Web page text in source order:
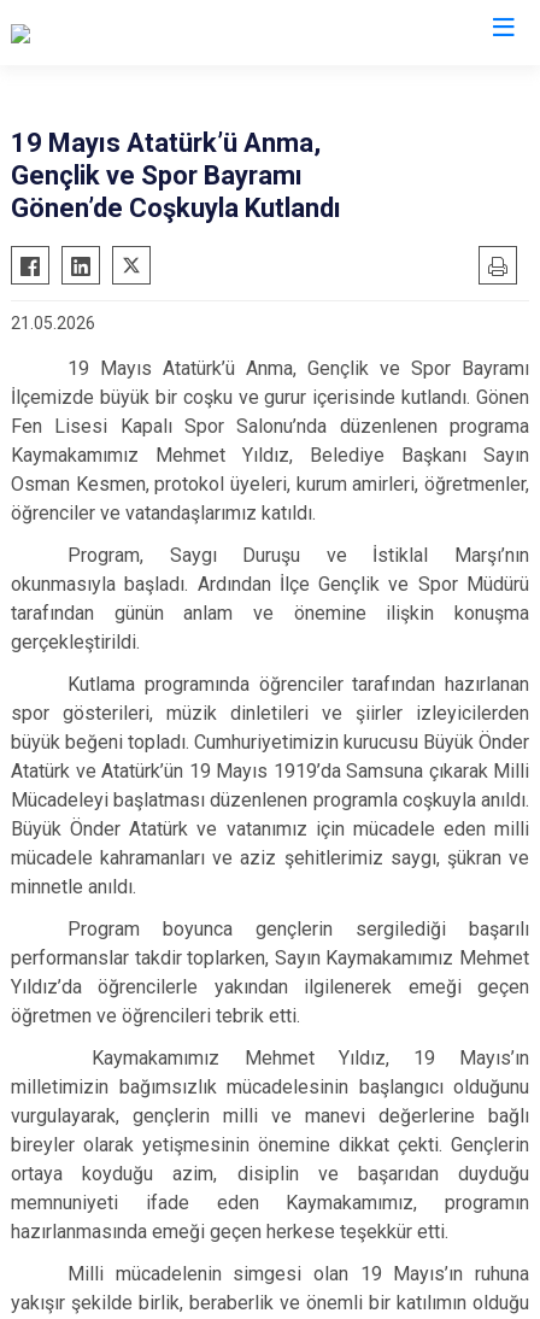
Atabey
Gelendost
Şarkikaraağaç
Senirkent
Aksu
19 Mayıs Atatürk’ü Anma,
Gençlik ve Spor Bayramı
Gönen’de Coşkuyla Kutlandı
21.05.2026
19 Mayıs Atatürk’ü Anma, Gençlik ve Spor Bayramı
İlçemizde büyük bir coşku ve gurur içerisinde kutlandı. Gönen
Fen Lisesi Kapalı Spor Salonu’nda düzenlenen programa
Kaymakamımız Mehmet Yıldız, Belediye Başkanı Sayın
Osman Kesmen, protokol üyeleri, kurum amirleri, öğretmenler,
öğrenciler ve vatandaşlarımız katıldı.
Program, Saygı Duruşu ve İstiklal Marşı’nın
okunmasıyla başladı. Ardından İlçe Gençlik ve Spor Müdürü
tarafından günün anlam ve önemine ilişkin konuşma
gerçekleştirildi.
Kutlama programında öğrenciler tarafından hazırlanan
spor gösterileri, müzik dinletileri ve şiirler izleyicilerden
büyük beğeni topladı. Cumhuriyetimizin kurucusu Büyük Önder
Atatürk ve Atatürk’ün 19 Mayıs 1919’da Samsuna çıkarak Milli
Mücadeleyi başlatması düzenlenen programla coşkuyla anıldı.
Büyük Önder Atatürk ve vatanımız için mücadele eden milli
mücadele kahramanları ve aziz şehitlerimiz saygı, şükran ve
minnetle anıldı.
Program boyunca gençlerin sergilediği başarılı
performanslar takdir toplarken, Sayın Kaymakamımız Mehmet
Yıldız’da öğrencilerle yakından ilgilenerek emeği geçen
öğretmen ve öğrencileri tebrik etti.
Kaymakamımız Mehmet Yıldız, 19 Mayıs’ın
milletimizin bağımsızlık mücadelesinin başlangıcı olduğunu
vurgulayarak, gençlerin milli ve manevi değerlerine bağlı
bireyler olarak yetişmesinin önemine dikkat çekti. Gençlerin
ortaya koyduğu azim, disiplin ve başarıdan duyduğu
memnuniyeti ifade eden Kaymakamımız, programın
hazırlanmasında emeği geçen herkese teşekkür etti.
Milli mücadelenin simgesi olan 19 Mayıs’ın ruhuna
yakışır şekilde birlik, beraberlik ve önemli bir katılımın olduğu